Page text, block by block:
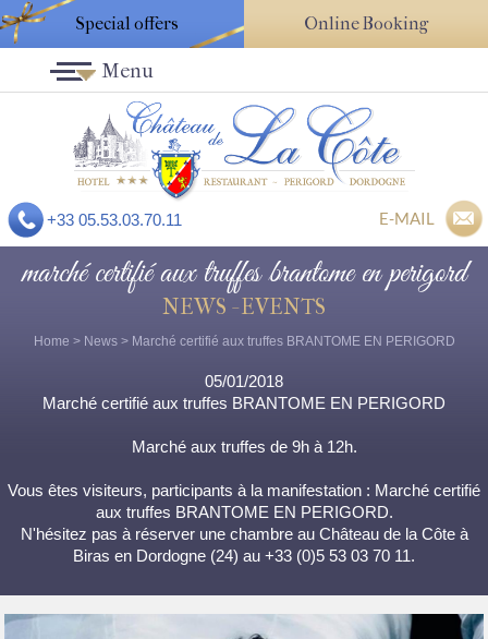
Special offers Online Booking
+33 05.53.03.70.11 E-MAIL
Menu
marché certifié aux truffes brantome en perigord
NEWS - EVENTS
Home > News> Marché certifié aux truffes BRANTOME EN PERIGORD
05/01/2018
Marché certifié aux truffes BRANTOME EN PERIGORD
Marché aux truffes de 9h à 12h.
Vous êtes visiteurs, participants à la manifestation : Marché certifié
aux truffes BRANTOME EN PERIGORD.
N'hésitez pas à réserver une chambre au Château de la Côte à
Biras en Dordogne (24) au +33 (0)5 53 03 70 11.